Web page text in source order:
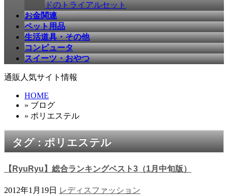
ドのトライアルセット
お金関連
ペット用品
生活道具・その他
コンピュータ
スイーツ・おやつ
通販人気サイト情報
HOME
» ブログ
» ポリエステル
タグ : ポリエステル
【RyuRyu】総合ランキングベスト3（1月中旬版）
2012年1月19日 レディスファッション